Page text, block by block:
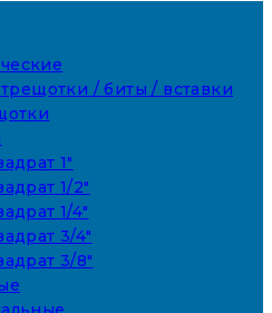
/ биты / вставки
1"
1/2"
1/4"
3/4"
3/8"